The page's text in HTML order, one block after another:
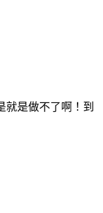
就是做不了啊！到